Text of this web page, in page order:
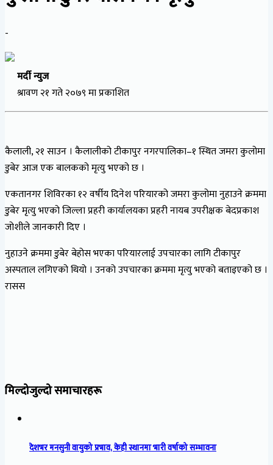
-
मर्दी न्युज
श्रावण २१ गते २०७९ मा प्रकाशित
कैलाली, २१ साउन । कैलालीको टीकापुर नगरपालिका–१ स्थित जमरा कुलोमा
डुबेर आज एक बालकको मृत्यु भएको छ ।
एकतानगर शिविरका १२ वर्षीय दिनेश परियारको जमरा कुलोमा नुहाउने क्रममा
डुबेर मृत्यु भएको जिल्ला प्रहरी कार्यालयका प्रहरी नायब उपरीक्षक बेदप्रकाश
जोशीले जानकारी दिए ।
नुहाउने क्रममा डुबेर बेहोस भएका परियारलाई उपचारका लागि टीकापुर
अस्पताल लगिएको थियो । उनको उपचारका क्रममा मृत्यु भएको बताइएको छ ।
रासस
मिल्दोजुल्दो समाचारहरू
देशभर मनसुनी वायुको प्रभाव, केही स्थानमा भारी वर्षाको सम्भावना